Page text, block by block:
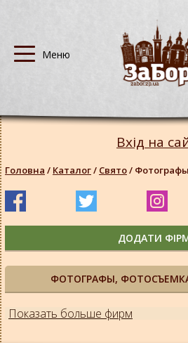
ФОТОГРАФЫ,
Показать больше фирм
Вхід на
Головна / Каталог/ Свято/ Фотографы
ДОДАТИ